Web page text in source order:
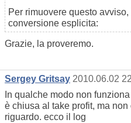
Per rimuovere questo
conversione esplicita:
Grazie, la proveremo.
Sergey Gritsay 2010.06.02
In qualche modo non
è chiusa al take profit, ma non
riguardo. ecco il log